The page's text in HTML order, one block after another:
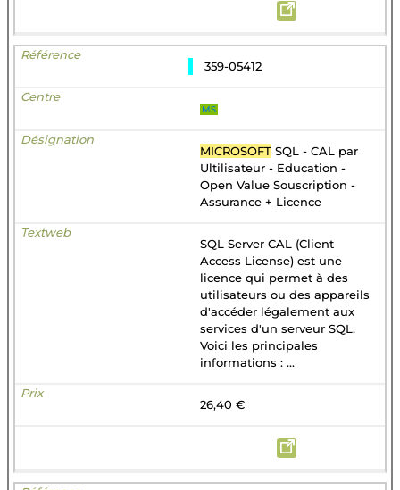
359-05412
MS
MICROSOFT SQL - CAL par
Ultilisateur - Education -
Open Value Souscription -
Assurance + Licence
SQL Server CAL (Client
Access License) est une
licence qui permet à des
utilisateurs ou des appareils
d'accéder légalement aux
services d'un serveur SQL.
Voici les principales
informations : ...
26,40 €